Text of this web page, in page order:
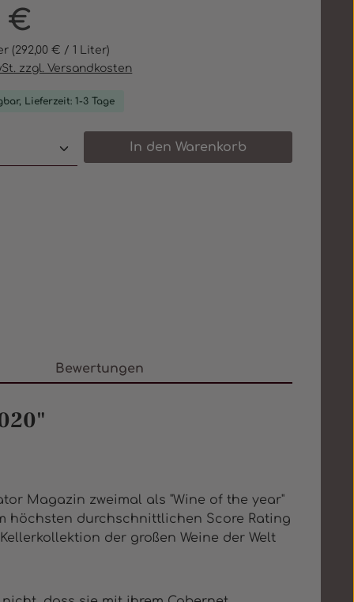
€
(292,00 € / 1 Liter)
zzgl. Versandkosten
Lieferzeit: 1-3 Tage
Anzahl: Gib den gewünschten
In den Warenkorb
Bewertungen
Magazin zweimal als "Wine of the year"
höchsten durchschnittlichen Score Rating
der großen Weine der Welt